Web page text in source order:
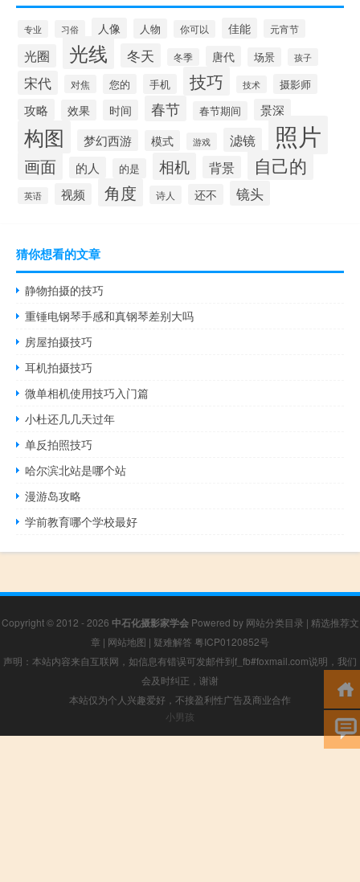
专业 习俗 人像 人物 你可以 佳能 元宵节
光圈 光线 冬天 冬季 唐代 场景 孩子
宋代 对焦 您的 手机 技巧 技术 摄影师
攻略 效果 时间 春节 春节期间 景深
构图 梦幻西游 模式 游戏 滤镜 照片
画面 的人 的是 相机 背景 自己的
英语 视频 角度 诗人 还不 镜头
猜你想看的文章
静物拍摄的技巧
重锤电钢琴手感和真钢琴差别大吗
房屋拍摄技巧
耳机拍摄技巧
微单相机使用技巧入门篇
小杜还几几天过年
单反拍照技巧
哈尔滨北站是哪个站
漫游岛攻略
学前教育哪个学校最好
Copyright © 2012 - 2026 中石化摄影家学会Powered by 网站分类目录 | 精选推荐文
章 | 网站地图 | 疑难解答 粤ICP0120852号
声明：本站内容来自互联网，如信息有错误可发邮件到f_fb#foxmail.com说明，我们
会及时纠正，谢谢
本站仅为个人兴趣爱好，不接盈利性广告及商业合作
小男孩